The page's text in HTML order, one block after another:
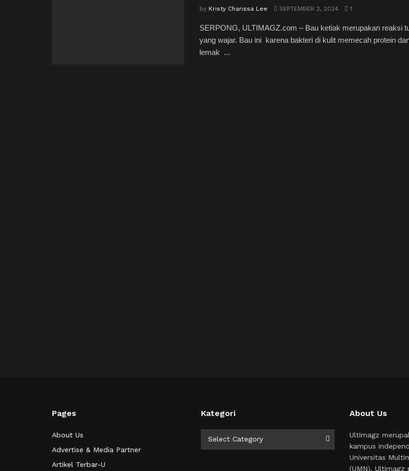
by Kristy Charissa Lee SEPTEMBER 2, 2024 1
SERPONG, ULTIMAGZ.com – Bau ketiak merupakan reaksi
yang wajar. Bau ini karena bakteri di kulit memecah protein
lemak ...
Pages
About Us
Advertise & Media Partner
Artikel Terbar-U
Kategori
Select Category
About Us
Ultimagz
kampus
Universitas
(UMN).